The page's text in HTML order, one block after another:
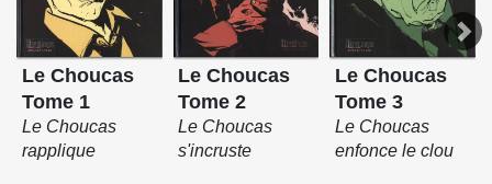
Le Choucas
Tome 1
Le Choucas
rapplique
Le Choucas
Tome 2
Le Choucas
s'incruste
Le Choucas
Tome 3
Le Choucas
enfonce le clou